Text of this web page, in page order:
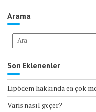
Arama
Son Eklenenler
Lipödem hakkında en çok
Varis nasıl geçer?